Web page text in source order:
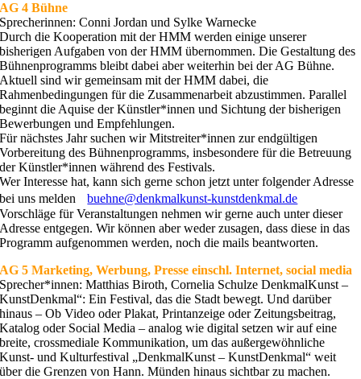
AG 4 Bühne
Sprecherinnen: Conni Jordan und Sylke Warnecke
Durch die Kooperation mit der HMM werden einige unserer
bisherigen Aufgaben von der HMM übernommen. Die Gestaltung des
Bühnenprogramms bleibt dabei aber weiterhin bei der AG Bühne.
Aktuell sind wir gemeinsam mit der HMM dabei, die
Rahmenbedingungen für die Zusammenarbeit abzustimmen. Parallel
beginnt die Aquise der Künstler*innen und Sichtung der bisherigen
Bewerbungen und Empfehlungen.
Für nächstes Jahr suchen wir Mitstreiter*innen zur endgültigen
Vorbereitung des Bühnenprogramms, insbesondere für die Betreuung
der Künstler*innen während des Festivals.
Wer Interesse hat, kann sich gerne schon jetzt unter folgender Adresse
bei uns meldenbuehne@denkmalkunst-kunstdenkmal.de
Vorschläge für Veranstaltungen nehmen wir gerne auch unter dieser
Adresse entgegen. Wir können aber weder zusagen, dass diese in das
Programm aufgenommen werden, noch die mails beantworten.
AG 5 Marketing, Werbung, Presse einschl. Internet, social media
Sprecher*innen: Matthias Biroth, Cornelia Schulze DenkmalKunst –
KunstDenkmal“: Ein Festival, das die Stadt bewegt. Und darüber
hinaus – Ob Video oder Plakat, Printanzeige oder Zeitungsbeitrag,
Katalog oder Social Media – analog wie digital setzen wir auf eine
breite, crossmediale Kommunikation, um das außergewöhnliche
Kunst- und Kulturfestival „DenkmalKunst – KunstDenkmal“ weit
über die Grenzen von Hann. Münden hinaus sichtbar zu machen.